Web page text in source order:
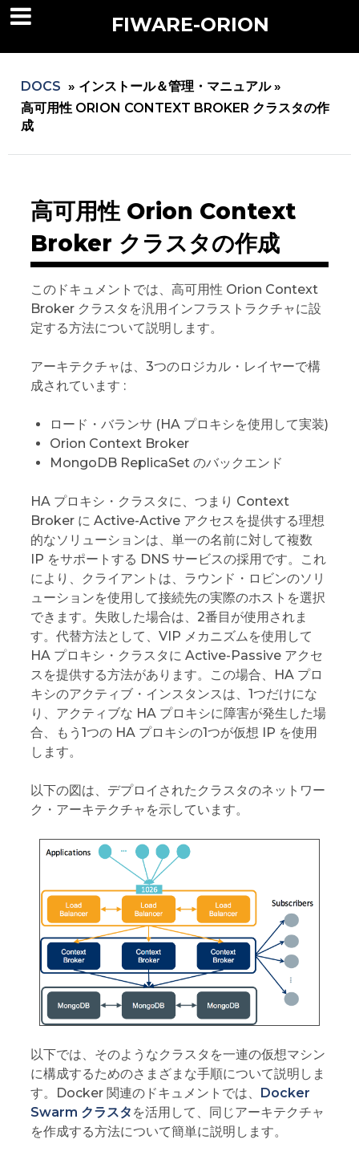
FIWARE-ORION
DOCS » インストール＆管理・マニュアル »
高可用性 ORION CONTEXT BROKER クラスタの作
成
高可用性 Orion Context
Broker クラスタの作成
このドキュメントでは、高可用性 Orion Context
Broker クラスタを汎用インフラストラクチャに設
定する方法について説明します。
アーキテクチャは、3つのロジカル・レイヤーで構
成されています :
ロード・バランサ (HA プロキシを使用して実装)
Orion Context Broker
MongoDB ReplicaSet のバックエンド
HA プロキシ・クラスタに、つまり Context
Broker に Active-Active アクセスを提供する理想
的なソリューションは、単一の名前に対して複数
IP をサポートする DNS サービスの採用です。これ
により、クライアントは、ラウンド・ロビンのソリ
ューションを使用して接続先の実際のホストを選択
できます。失敗した場合は、2番目が使用されま
す。代替方法として、VIP メカニズムを使用して
HA プロキシ・クラスタに Active-Passive アクセ
スを提供する方法があります。この場合、HA プロ
キシのアクティブ・インスタンスは、1つだけにな
り、アクティブな HA プロキシに障害が発生した場
合、もう1つの HA プロキシの1つが仮想 IP を使用
します。
以下の図は、デプロイされたクラスタのネットワー
ク・アーキテクチャを示しています。
以下では、そのようなクラスタを一連の仮想マシン
に構成するためのさまざまな手順について説明しま
す。Docker 関連のドキュメントでは、 Docker
Swarm クラスタ を活用して、同じアーキテクチャ
を作成する方法について簡単に説明します。